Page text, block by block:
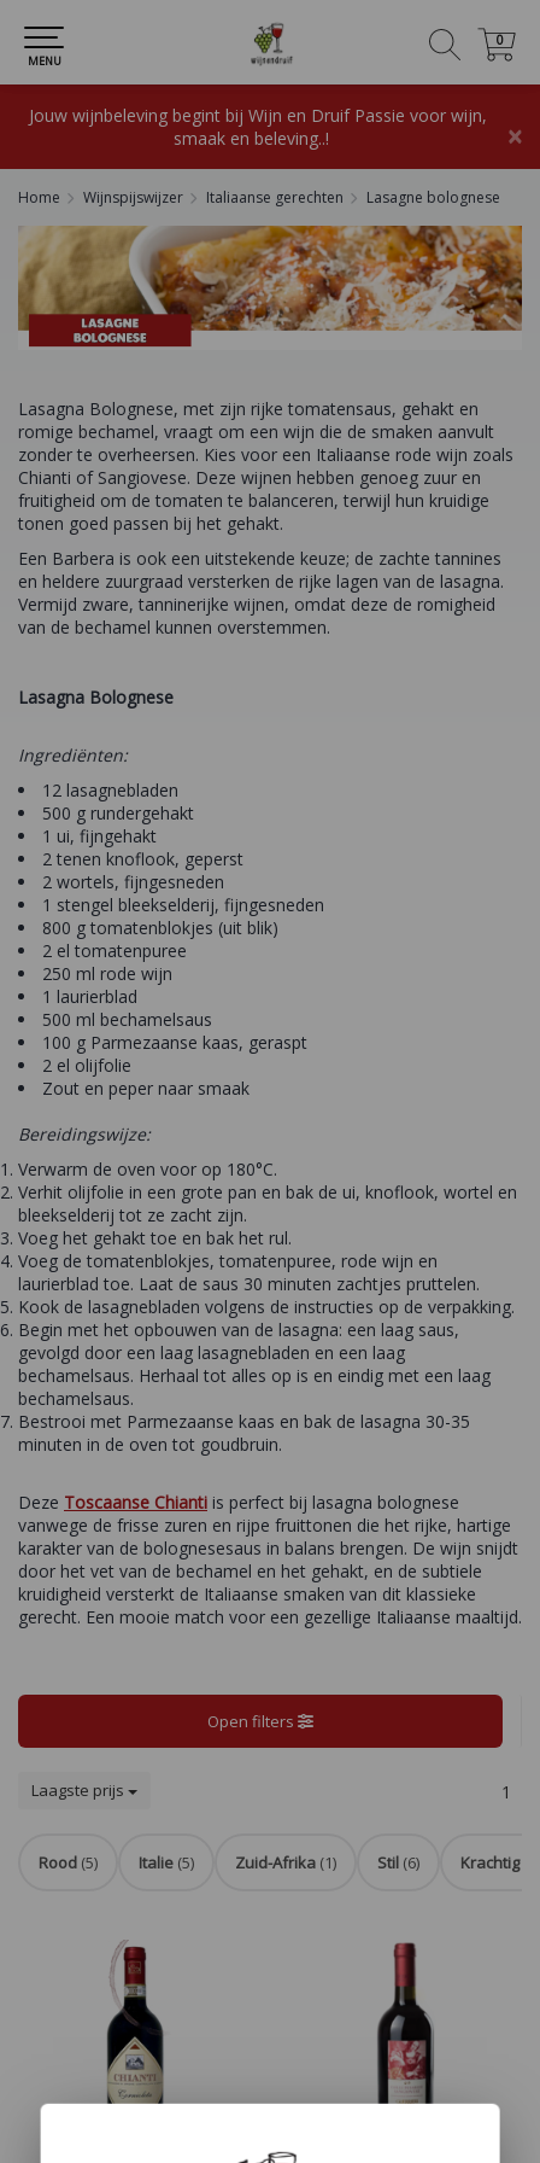
0
0
MENU
Jouw wijnbeleving begint bij Wijn en Druif Passie voor wijn,
smaak en beleving..!
×
Home Wijnspijswijzer Italiaanse gerechten Lasagne bolognese
Lasagna Bolognese, met zijn rijke tomatensaus, gehakt en
romige bechamel, vraagt om een wijn die de smaken aanvult
zonder te overheersen. Kies voor een Italiaanse rode wijn zoals
Chianti of Sangiovese. Deze wijnen hebben genoeg zuur en
fruitigheid om de tomaten te balanceren, terwijl hun kruidige
tonen goed passen bij het gehakt.
Een Barbera is ook een uitstekende keuze; de zachte tannines
en heldere zuurgraad versterken de rijke lagen van de lasagna.
Vermijd zware, tanninerijke wijnen, omdat deze de romigheid
van de bechamel kunnen overstemmen.
Lasagna Bolognese
Ingrediënten:
12 lasagnebladen
500 g rundergehakt
1 ui, fijngehakt
2 tenen knoflook, geperst
2 wortels, fijngesneden
1 stengel bleekselderij, fijngesneden
800 g tomatenblokjes (uit blik)
2 el tomatenpuree
250 ml rode wijn
1 laurierblad
500 ml bechamelsaus
100 g Parmezaanse kaas, geraspt
2 el olijfolie
Zout en peper naar smaak
Bereidingswijze:
Verwarm de oven voor op 180°C.
Verhit olijfolie in een grote pan en bak de ui, knoflook, wortel en
bleekselderij tot ze zacht zijn.
Voeg het gehakt toe en bak het rul.
Voeg de tomatenblokjes, tomatenpuree, rode wijn en
laurierblad toe. Laat de saus 30 minuten zachtjes pruttelen.
Kook de lasagnebladen volgens de instructies op de verpakking.
Begin met het opbouwen van de lasagna: een laag saus,
gevolgd door een laag lasagnebladen en een laag
bechamelsaus. Herhaal tot alles op is en eindig met een laag
bechamelsaus.
Bestrooi met Parmezaanse kaas en bak de lasagna 30-35
minuten in de oven tot goudbruin.
Deze Toscaanse Chianti is perfect bij lasagna bolognese
vanwege de frisse zuren en rijpe fruittonen die het rijke, hartige
karakter van de bolognesesaus in balans brengen. De wijn snijdt
door het vet van de bechamel en het gehakt, en de subtiele
kruidigheid versterkt de Italiaanse smaken van dit klassieke
gerecht. Een mooie match voor een gezellige Italiaanse maaltijd.
Open filters
Laagste prijs 1
Rood (5) Italie (5) Zuid-Afrika (1) Stil (6) Krachtig